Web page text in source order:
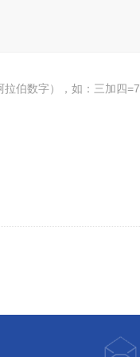
伯数字），如：三加四=7